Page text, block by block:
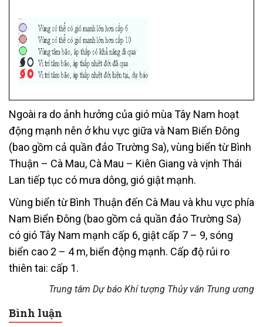
Ngoài ra do ảnh hưởng của gió mùa Tây Nam hoạt
động mạnh nên ở khu vực giữa và Nam Biển Đông
(bao gồm cả quần đảo Trường Sa), vùng biển từ Bình
Thuận – Cà Mau, Cà Mau – Kiên Giang và vịnh Thái
Lan tiếp tục có mưa dông, gió giật mạnh.
Vùng biển từ Bình Thuận đến Cà Mau và khu vực phía
Nam Biển Đông (bao gồm cả quần đảo Trường Sa)
có gió Tây Nam mạnh cấp 6, giật cấp 7 – 9, sóng
biển cao 2 – 4 m, biển động mạnh. Cấp độ rủi ro
thiên tai: cấp 1.
Trung tâm Dự báo Khí tượng Thủy văn Trung ương
Bình luận